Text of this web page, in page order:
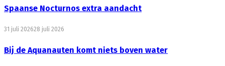
Spaanse Nocturnos extra aandacht
31 juli 202628 juli 2026
Bij de Aquanauten komt niets boven water